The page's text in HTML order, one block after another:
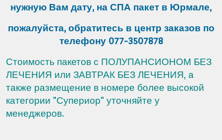
нужную Вам дату, на СПА пакет в Юрмале,
пожалуйста, обратитесь в центр заказов по
телефону 077-3507878
Стоимость пакетов с ПОЛУПАНСИОНОМ БЕЗ
ЛЕЧЕНИЯ или ЗАВТРАК БЕЗ ЛЕЧЕНИЯ, а
также размещение в номере более высокой
категории "Супериор" уточняйте у
менеджеров.